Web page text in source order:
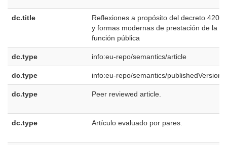
dc.title
Reflexiones a propósito del decreto 420/
y formas modernas de prestación de la
función pública
dc.type info:eu-repo/semantics/article
dc.type info:eu-repo/semantics/publishedVersion
dc.type Peer reviewed article.
dc.type Artículo evaluado por pares.